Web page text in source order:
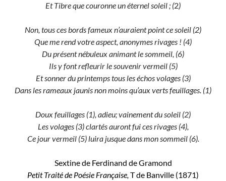
Et Tibre que couronne un éternel soleil ; (2)
Non, tous ces bords fameux n’auraient point ce soleil (2)
Que me rend votre aspect, anonymes rivages ! (4)
Du présent nébuleux animant le sommeil, (6)
Ils y font refleurir le souvenir vermeil (5)
Et sonner du printemps tous les échos volages (3)
Dans les rameaux jaunis non moins qu’aux verts feuillages. (1)
Doux feuillages (1), adieu; vainement du soleil (2)
Les volages (3)clartés auront fui ces rivages (4),
Ce jour vermeil (5) luira jusque dans mon sommeil (6).
Sextine de Ferdinand de Gramond
Petit Traité de Poésie Française,T de Banville (1871)